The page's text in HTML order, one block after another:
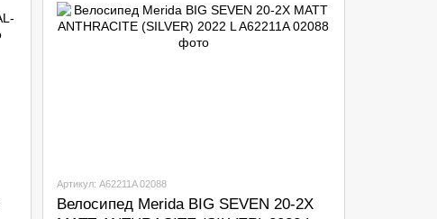
Артикул: A62211A 02088
Велосипед Merida BIG SEVEN 20-2X